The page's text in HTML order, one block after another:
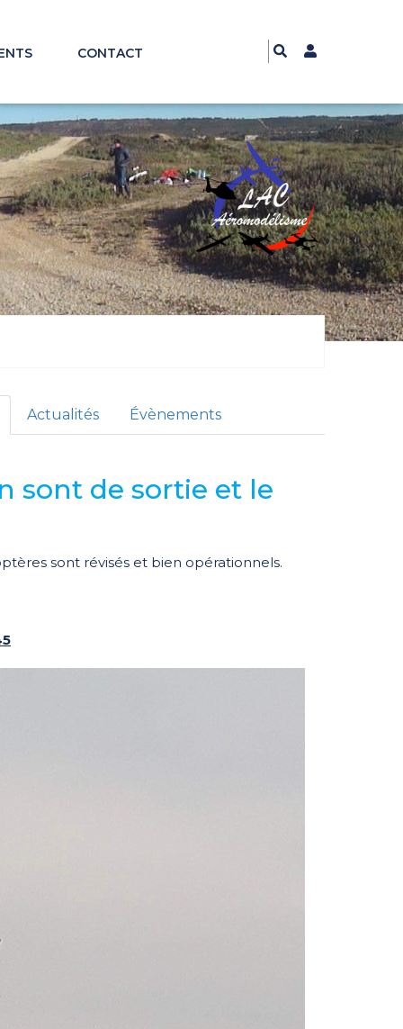
CONTACT
Actualités Évènements
sont de sortie et le
sont révisés et bien opérationnels.